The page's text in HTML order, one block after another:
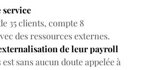
service
35 clients, compte 8
des ressources externes.
de leur payroll
est sans aucun doute appelée à